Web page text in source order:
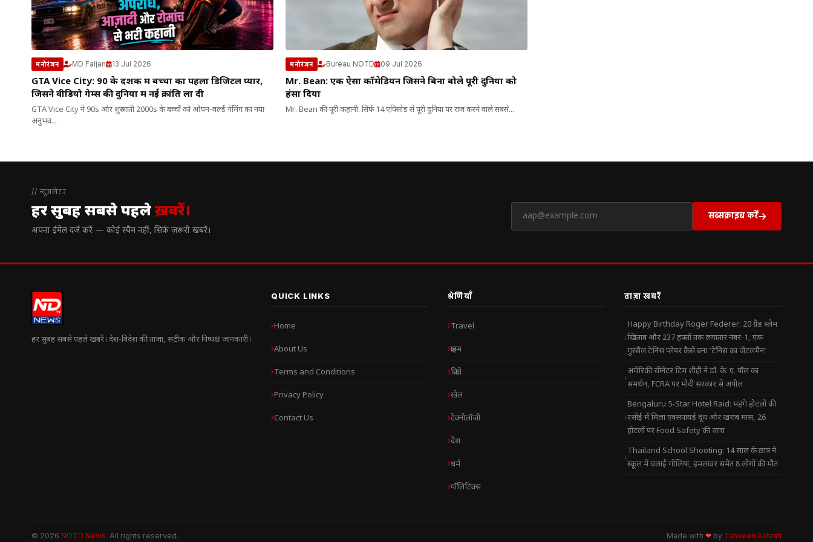
मनोरंजन MD Faijan 13 Jul 2026
GTA Vice City: 90 के दशक में बच्चों का पहला डिजिटल प्यार,
जिसने वीडियो गेम्स की दुनिया में नई क्रांति ला दी
GTA Vice City ने 90s और शुरुआती 2000s के बच्चों को ओपन-वर्ल्ड गेमिंग का नया
अनुभव...
मनोरंजन Bureau NOTD 09 Jul 2026
Mr. Bean: एक ऐसा कॉमेडियन जिसने बिना बोले पूरी दुनिया को
हंसा दिया
Mr. Bean की पूरी कहानी: सिर्फ 14 एपिसोड से पूरी दुनिया पर राज करने वाले सबसे...
// न्यूज़लेटर
हर सुबह सबसे पहलेख़बरें।
अपना ईमेल दर्ज करें — कोई स्पैम नहीं, सिर्फ ज़रूरी खबरें।
सब्सक्राइब करें
हर सुबह सबसे पहले खबरें। देश-विदेश की ताज़ा, सटीक और निष्पक्ष जानकारी।
QUICK LINKS
Home
About Us
Terms and Conditions
Privacy Policy
Contact Us
श्रेणियाँ
Travel
क्राइम
क्रिप्टो
खेल
टेक्नोलॉजी
देश
धर्म
पॉलिटिक्स
ताज़ा खबरें
Happy Birthday Roger Federer: 20 ग्रैंड स्लैम
खिताब और 237 हफ्तों तक लगातार नंबर-1, एक
गुस्सैल टेनिस प्लेयर कैसे बना ‘टेनिस का जेंटलमैन’
अमेरिकी सीनेटर टिम शीही ने डॉ. के. ए. पॉल का
समर्थन, FCRA पर मोदी सरकार से अपील
Bengaluru 5-Star Hotel Raid: महंगे होटलों की
रसोई में मिला एक्सपायर्ड दूध और खराब मांस, 26
होटलों पर Food Safety की जांच
Thailand School Shooting: 14 साल के छात्र ने
स्कूल में चलाई गोलियां, हमलावर समेत 8 लोगों की मौत
© 2026 NOTD News. All rights reserved. Made with ❤ by Tahseen Ashrafi